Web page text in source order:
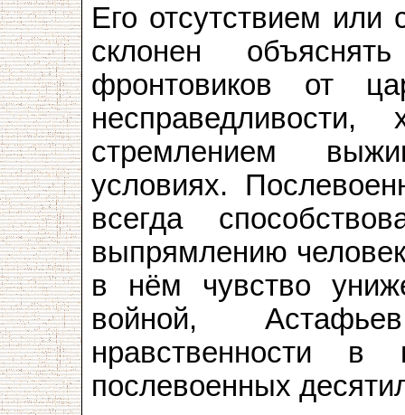
Его отсутствием или
склонен
фронтовиков от
стремлением
условиях.
всегда
выпрямлению
в нём чувство
войной,
нравственности в
послевоенных